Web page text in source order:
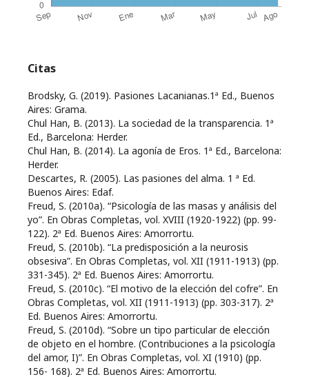
Citas
Brodsky, G. (2019). Pasiones Lacanianas.1ª Ed., Buenos
Aires: Grama.
Chul Han, B. (2013). La sociedad de la transparencia. 1ª
Ed., Barcelona: Herder.
Chul Han, B. (2014). La agonía de Eros. 1ª Ed., Barcelona:
Herder.
Descartes, R. (2005). Las pasiones del alma. 1 ª Ed.
Buenos Aires: Edaf.
Freud, S. (2010a). “Psicología de las masas y análisis del
yo”. En Obras Completas, vol. XVIII (1920-1922) (pp. 99-
122). 2ª Ed. Buenos Aires: Amorrortu.
Freud, S. (2010b). “La predisposición a la neurosis
obsesiva”. En Obras Completas, vol. XII (1911-1913) (pp.
331-345). 2ª Ed. Buenos Aires: Amorrortu.
Freud, S. (2010c). “El motivo de la elección del cofre”. En
Obras Completas, vol. XII (1911-1913) (pp. 303-317). 2ª
Ed. Buenos Aires: Amorrortu.
Freud, S. (2010d). “Sobre un tipo particular de elección
de objeto en el hombre. (Contribuciones a la psicología
del amor, I)”. En Obras Completas, vol. XI (1910) (pp.
156- 168). 2ª Ed. Buenos Aires: Amorrortu.